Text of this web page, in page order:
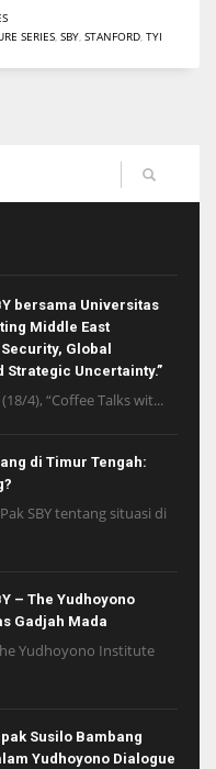
SERIES SBY STANFORD TYI
bersama Universitas
Middle East
Global
Strategic Uncertainty.”
4), “Coffee Talks wit...
di Timur Tengah:
SBY tentang situasi di
– The Yudhoyono
Gadjah Mada
Yudhoyono Institute
Susilo Bambang
Yudhoyono Dialogue